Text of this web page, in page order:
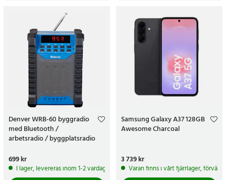
Denver WRB-60 byggradio
med Bluetooth /
arbetsradio / byggplatsradio
Pris:699 kr
699 kr
I lager, levereras inom 1-2 vardagar
Samsung Galaxy A37 128GB
Awesome Charcoal
Pris:3 739 kr
3 739 kr
Varan finns i vårt fjärrlager,